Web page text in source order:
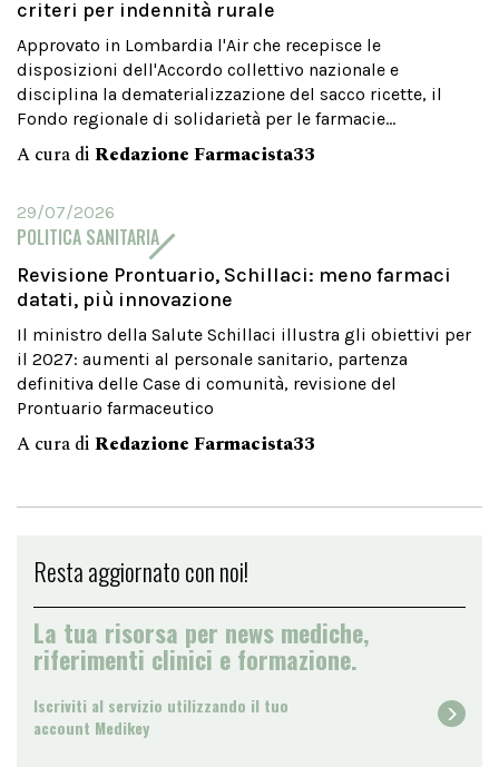
criteri per indennità rurale
Approvato in Lombardia l'Air che recepisce le
disposizioni dell'Accordo collettivo nazionale e
disciplina la dematerializzazione del sacco ricette, il
Fondo regionale di solidarietà per le farmacie...
A cura di Redazione Farmacista33
29/07/2026
POLITICA SANITARIA
Revisione Prontuario, Schillaci: meno farmaci
datati, più innovazione
Il ministro della Salute Schillaci illustra gli obiettivi per
il 2027: aumenti al personale sanitario, partenza
definitiva delle Case di comunità, revisione del
Prontuario farmaceutico
A cura di Redazione Farmacista33
Resta aggiornato con noi!
La tua risorsa per news mediche,
riferimenti clinici e formazione.
Iscriviti al servizio utilizzando il tuo
account Medikey